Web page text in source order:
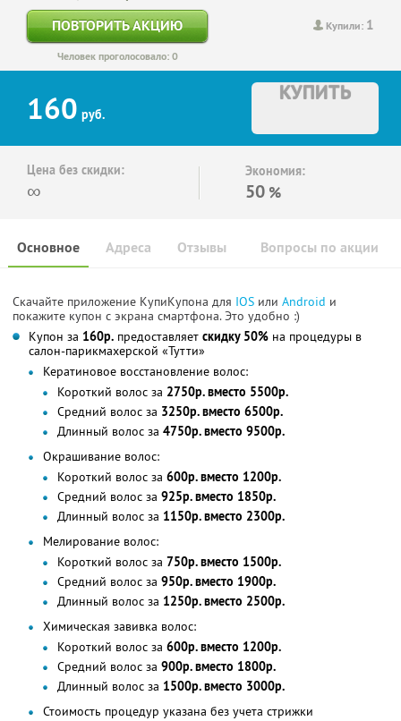
Купили: 1
ПОВТОРИТЬ АКЦИЮ
Человек проголосовало: 0
160 руб.
КУПИТЬ
Цена без скидки:
∞
Экономия:
50 %
Основное Отзывы Вопросы по акции
Адреса
Скачайте приложение КупиКупона для IOS или Android и
покажите купон с экрана смартфона. Это удобно :)
Купон за 160р. предоставляет скидку 50% на процедуры в
салон-парикмахерской «Тутти»
Кератиновое восстановление волос:
Короткий волос за 2750р. вместо 5500р.
Средний волос за 3250р. вместо 6500р.
Длинный волос за 4750р. вместо 9500р.
Окрашивание волос:
Короткий волос за 600р. вместо 1200р.
Средний волос за 925р. вместо 1850р.
Длинный волос за 1150р. вместо 2300р.
Мелирование волос:
Короткий волос за 750р. вместо 1500р.
Средний волос за 950р. вместо 1900р.
Длинный волос за 1250р. вместо 2500р.
Химическая завивка волос:
Короткий волос за 600р. вместо 1200р.
Средний волос за 900р. вместо 1800р.
Длинный волос за 1500р. вместо 3000р.
Стоимость процедур указана без учета стрижки